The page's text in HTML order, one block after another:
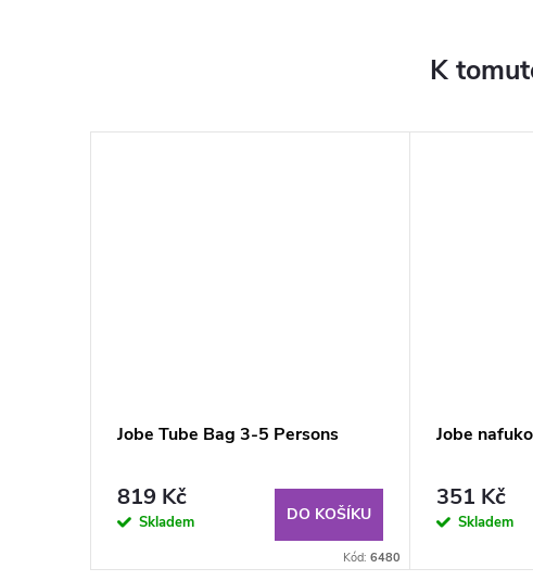
K
Jobe Tube Bag 3-5 Persons
819 Kč
Skladem DO KOŠÍKU
Kód: 6480
Jobe
351 Kč
Skladem